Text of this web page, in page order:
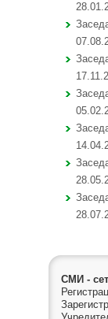
СМИ -